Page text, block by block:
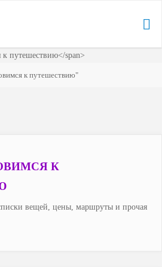
к путешествию"
К
вещей, цены, маршруты и прочая